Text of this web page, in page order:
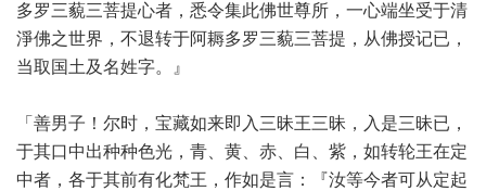
多罗三藐三菩提心者，悉令集此佛世尊所，一心端坐受于清
淨佛之世界，不退转于阿耨多罗三藐三菩提，从佛授记已，
当取国土及名姓字。』
「善男子！尔时，宝藏如来即入三昧王三昧，入是三昧已，
于其口中出种种色光，青、黄、赤、白、紫，如转轮王在定
中者，各于其前有化梵王，作如是言：『汝等今者可从定起